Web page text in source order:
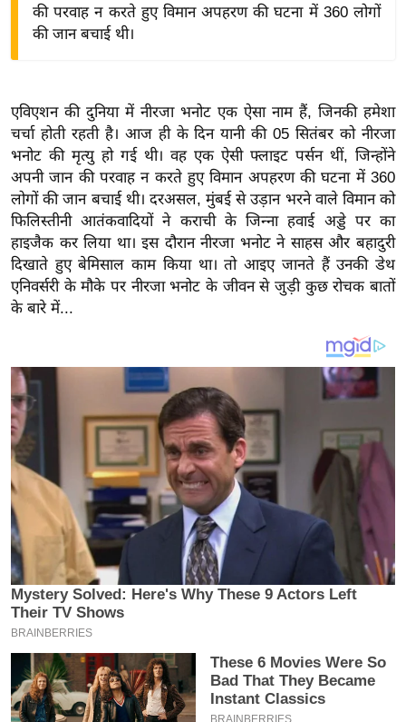
त
वि
शे
ष
ज्ञ
रा
य
ब
ज
खे
ल
क्रि
के
ट
L
2
0
2
6
क्रा
इ
म
की परवाह न करते हुए विमान अपहरण की घटना में 360 लोगों
की जान बचाई थी।
एविएशन की दुनिया में नीरजा भनोट एक ऐसा नाम हैं, जिनकी हमेशा
चर्चा होती रहती है। आज ही के दिन यानी की 05 सितंबर को नीरजा
भनोट की मृत्यु हो गई थी। वह एक ऐसी फ्लाइट पर्सन थीं, जिन्होंने
अपनी जान की परवाह न करते हुए विमान अपहरण की घटना में 360
लोगों की जान बचाई थी। दरअसल, मुंबई से उड़ान भरने वाले विमान को
फिलिस्तीनी आतंकवादियों ने कराची के जिन्ना हवाई अड्डे पर का
हाइजैक कर लिया था। इस दौरान नीरजा भनोट ने साहस और बहादुरी
दिखाते हुए बेमिसाल काम किया था। तो आइए जानते हैं उनकी डेथ
एनिवर्सरी के मौके पर नीरजा भनोट के जीवन से जुड़ी कुछ रोचक बातों
के बारे में...